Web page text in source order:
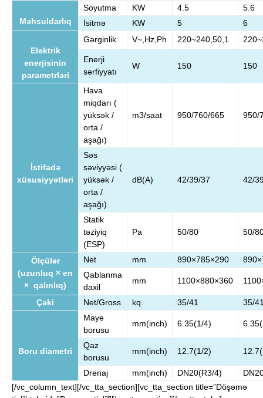
Məhsuldarlıq
Soyutma KW 4.5
5.6
İsitmə
KW 5 6
Elektrik
enerjisinin
parametrləri
Gərginlik V~,Hz,Ph 220~240,50,1
Enerji
sərfiyyatı
W 150 150
İstifadə
xüsusiyyətləri
Hava
miqdarı (
yüksək /
orta /
aşağı)
m3/saat 950/760/665 950/
Səs
səviyyəsi (
yüksək /
orta /
aşağı)
dB(A) 42/39/37 42/
Statik
təziyiq
(ESP)
Pa 50/80 50/
Ölçülər
(uzunluq × en
× qalınlıq)
Net mm 890×785×290
Qablanma
daxil
mm 1100×880×360
Çəki Net/Gross kq. 35/41 35/
Boru diametri
Maye
borusu
mm(inch) 6.35(1/4)
Qaz
borusu
mm(inch) 12.7(1/2)
Drenaj mm(inch) DN20(R3/4)
[/vc_column_text][/vc_tta_section][vc_tta_section title=”Döşəmə